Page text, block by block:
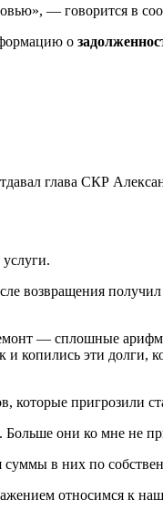
— говорится в
о
глава СКР
возвращения
— сплошные
и копились эти
которые пригрозили
Больше они ко мне не
суммы в них по
относимся к